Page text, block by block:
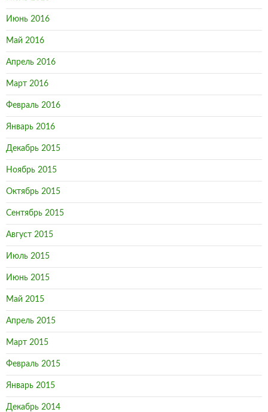
Июнь 2016
Май 2016
Апрель 2016
Март 2016
Февраль 2016
Январь 2016
Декабрь 2015
Ноябрь 2015
Октябрь 2015
Сентябрь 2015
Август 2015
Июль 2015
Июнь 2015
Май 2015
Апрель 2015
Март 2015
Февраль 2015
Январь 2015
Декабрь 2014